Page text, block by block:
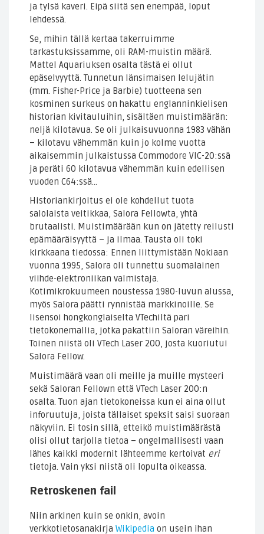
ja tylsä kaveri. Eipä siitä sen enempää, loput
lehdessä.
Se, mihin tällä kertaa takerruimme
tarkastuksissamme, oli RAM-muistin määrä.
Mattel Aquariuksen osalta tästä ei ollut
epäselvyyttä. Tunnetun länsimaisen lelujätin
(mm. Fisher-Price ja Barbie) tuotteena sen
kosminen surkeus on hakattu englanninkielisen
historian kivitauluihin, sisältäen muistimäärän:
neljä kilotavua. Se oli julkaisuvuonna 1983 vähän
– kilotavu vähemmän kuin jo kolme vuotta
aikaisemmin julkaistussa Commodore VIC-20:ssä
ja peräti 60 kilotavua vähemmän kuin edellisen
vuoden C64:ssä…
Historiankirjoitus ei ole kohdellut tuota
salolaista veitikkaa, Salora Fellowta, yhtä
brutaalisti. Muistimäärään kun on jätetty reilusti
epämääräisyyttä – ja ilmaa. Tausta oli toki
kirkkaana tiedossa: Ennen liittymistään Nokiaan
vuonna 1995, Salora oli tunnettu suomalainen
viihde-elektroniikan valmistaja.
Kotimikrokuumeen noustessa 1980-luvun alussa,
myös Salora päätti rynnistää markkinoille. Se
lisensoi hongkonglaiselta VTechiltä pari
tietokonemallia, jotka pakattiin Saloran väreihin.
Toinen niistä oli VTech Laser 200, josta kuoriutui
Salora Fellow.
Muistimäärä vaan oli meille ja muille mysteeri
sekä Saloran Fellown että VTech Laser 200:n
osalta. Tuon ajan tietokoneissa kun ei aina ollut
inforuutuja, joista tällaiset speksit saisi suoraan
näkyviin. Ei tosin sillä, etteikö muistimäärästä
olisi ollut tarjolla tietoa – ongelmallisesti vaan
lähes kaikki modernit lähteemme kertoivat eri
tietoja. Vain yksi niistä oli lopulta oikeassa.
Retroskenen fail
Niin arkinen kuin se onkin, avoin
verkkotietosanakirja Wikipedia on usein ihan